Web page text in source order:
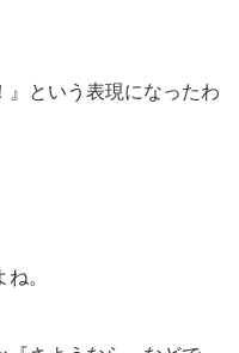
』という表現になったわ
。